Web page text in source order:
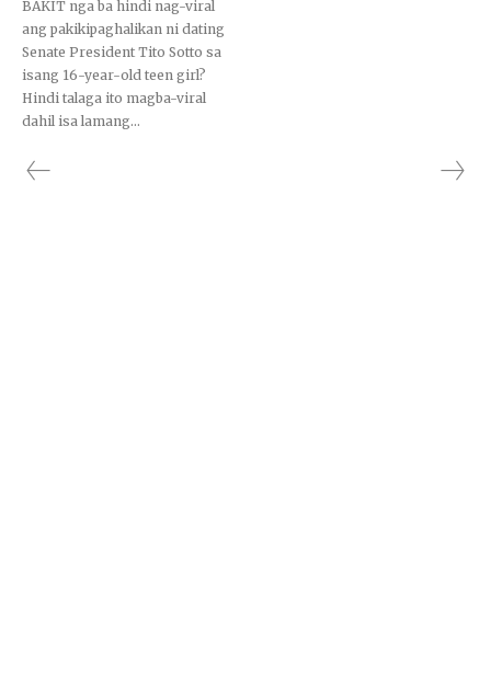
BAKIT nga ba hindi nag-viral
ang pakikipaghalikan ni dating
Senate President Tito Sotto sa
isang 16-year-old teen girl?
Hindi talaga ito magba-viral
dahil isa lamang...